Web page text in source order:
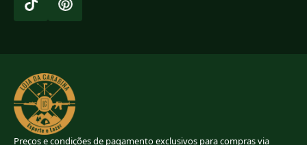
Preços e condições de pagamento exclusivos para compras via